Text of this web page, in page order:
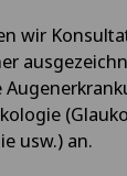
wir
usw.) an.